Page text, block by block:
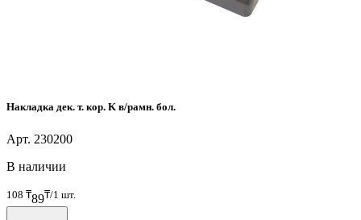
Накладка дек. т. кор. K в/рамн. бол.
Арт. 230200
В наличии
108 ₸89₸/1 шт.